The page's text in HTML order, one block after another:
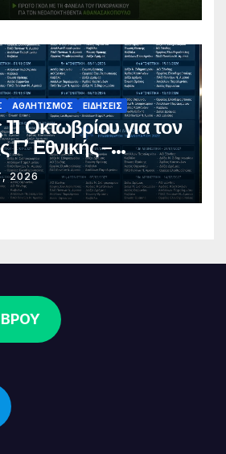
ΑΘΛΗΤΙΣΜΌΣ ΕΙΔΉΣΕΙΣ
11 Οκτωβρίου για τον
Γ’ Εθνικής –
το πλήρες
2026